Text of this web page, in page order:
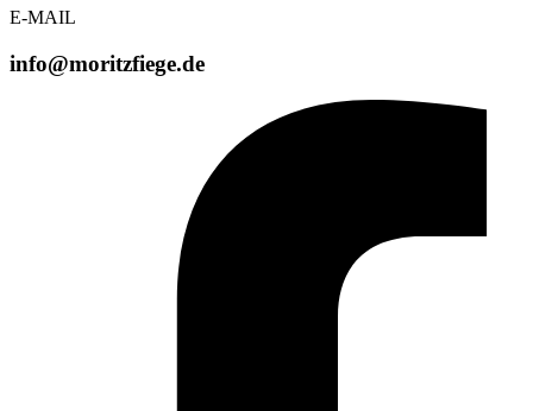
E-MAIL
info@moritzfiege.de